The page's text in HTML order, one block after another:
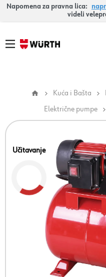
Napomena za pravna lica:
videli
Kuća i Bašta
Električne pumpe
Učitavanje